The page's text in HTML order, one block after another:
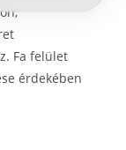
Fa felület
érdekében